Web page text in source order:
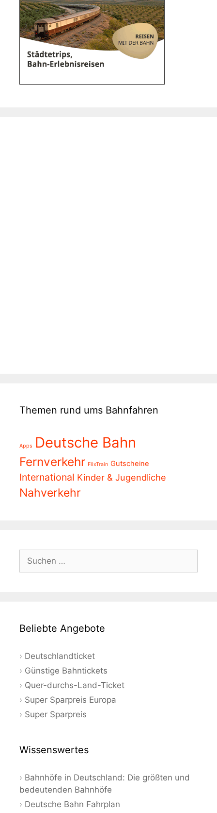
Themen rund ums Bahnfahren
Apps Deutsche Bahn
Fernverkehr FlixTrain Gutscheine
International Kinder & Jugendliche
Nahverkehr
nach:
Beliebte Angebote
Deutschlandticket
Günstige Bahntickets
Quer-durchs-Land-Ticket
Super Sparpreis Europa
Super Sparpreis
Wissenswertes
Bahnhöfe in Deutschland: Die größten und
bedeutenden Bahnhöfe
Deutsche Bahn Fahrplan